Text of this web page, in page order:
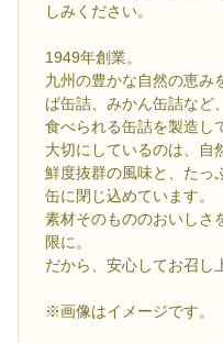
しみください。
1949年創業。
九州の豊かな自然の恵み
ば缶詰、みかん缶詰など
食べられる缶詰を製造し
大切にしているのは、自
鮮度抜群の風味と、たっ
缶に閉じ込めています。
素材そのもののおいしさ
限に。
だから、安心してお召し
※画像はイメージです。